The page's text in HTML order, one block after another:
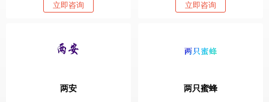
立即咨询 立即咨询
两安 两只蜜蜂